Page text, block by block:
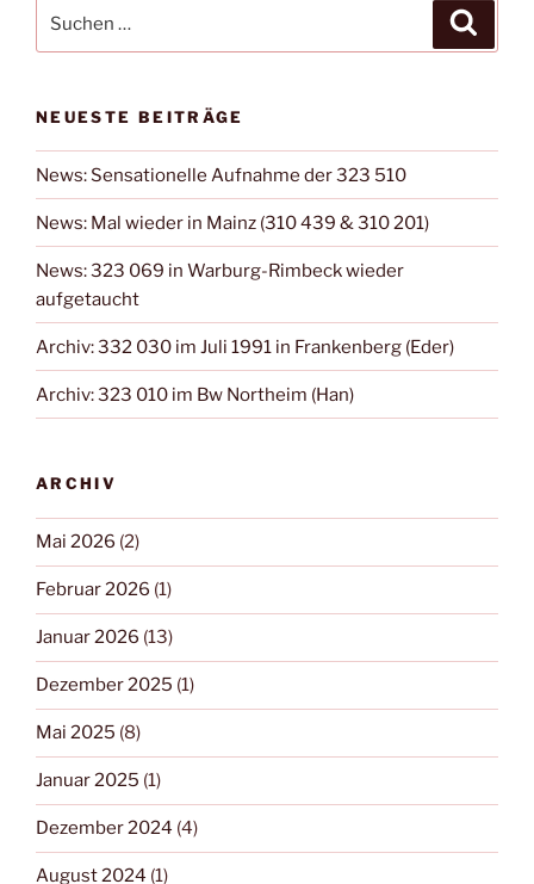
nach:
NEUESTE BEITRÄGE
News: Sensationelle Aufnahme der 323 510
News: Mal wieder in Mainz (310 439 & 310 201)
News: 323 069 in Warburg-Rimbeck wieder
aufgetaucht
Archiv: 332 030 im Juli 1991 in Frankenberg (Eder)
Archiv: 323 010 im Bw Northeim (Han)
ARCHIV
Mai 2026 (2)
Februar 2026 (1)
Januar 2026 (13)
Dezember 2025 (1)
Mai 2025 (8)
Januar 2025 (1)
Dezember 2024 (4)
August 2024 (1)